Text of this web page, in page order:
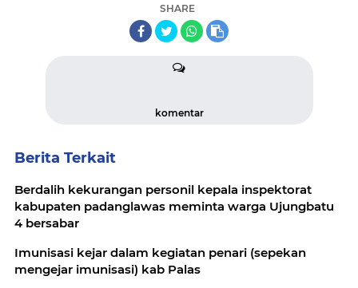
SHARE
komentar
Berita Terkait
Berdalih kekurangan personil kepala inspektorat
kabupaten padanglawas meminta warga Ujungbatu
4 bersabar
Imunisasi kejar dalam kegiatan penari (sepekan
mengejar imunisasi) kab Palas